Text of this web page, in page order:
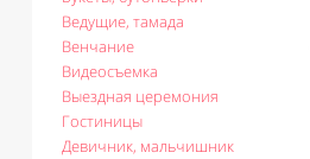
Ведущие, тамада
Венчание
Видеосъемка
Выездная церемония
Гостиницы
Девичник, мальчишник